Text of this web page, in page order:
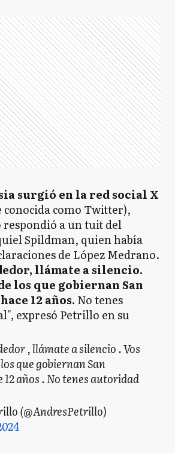
surgió en la red social X
como Twitter),
a un tuit del
Spildman, quien había
de López Medrano.
llámate a silencio.
los que gobiernan San
12 años. No tenes
expresó Petrillo en su
, llámate a silencio . Vos
que gobiernan San
años . No tenes autoridad
(@AndresPetrillo)